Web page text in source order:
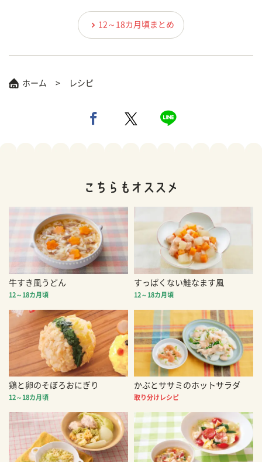
12～18カ月頃まとめ
ホーム レシピ
牛すき風うどん
12～18カ月頃
すっぱくない鮭なます風
12～18カ月頃
鶏と卵のそぼろおにぎり
12～18カ月頃
かぶとササミのホットサラダ
取り分けレシピ